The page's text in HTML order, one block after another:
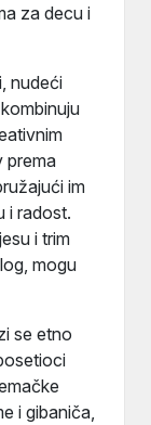
za decu i
nudeći
prema
im
i radost.
i trim
mogu
se etno
i gibaniča,